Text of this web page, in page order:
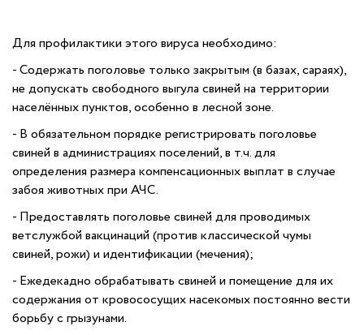
Для профилактики этого вируса необходимо:
- Содержать поголовье только закрытым (в базах, сараях),
не допускать свободного выгула свиней на территории
населённых пунктов, особенно в лесной зоне.
- В обязательном порядке регистрировать поголовье
свиней в администрациях поселений, в т.ч. для
определения размера компенсационных выплат в случае
забоя животных при АЧС.
- Предоставлять поголовье свиней для проводимых
ветслужбой вакцинаций (против классической чумы
свиней, рожи) и идентификации (мечения);
- Ежедекадно обрабатывать свиней и помещение для их
содержания от кровососущих насекомых постоянно вести
борьбу с грызунами.